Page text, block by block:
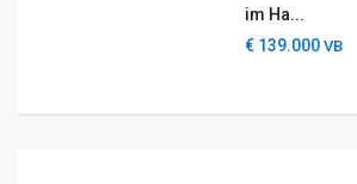
im Ha...
€ 139.000VB